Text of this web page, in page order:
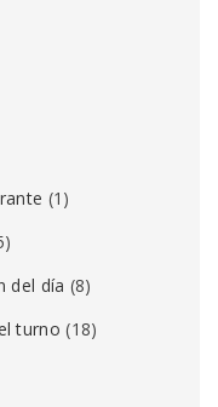
(1)
del día (8)
turno (18)